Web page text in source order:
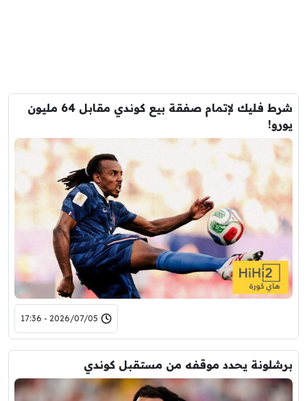
شرط فليك لإتمام صفقة بيع كوندي مقابل 64 مليون
يورو!
2026/07/05 - 17:36
برشلونة يحدد موقفه من مستقبل كوندي